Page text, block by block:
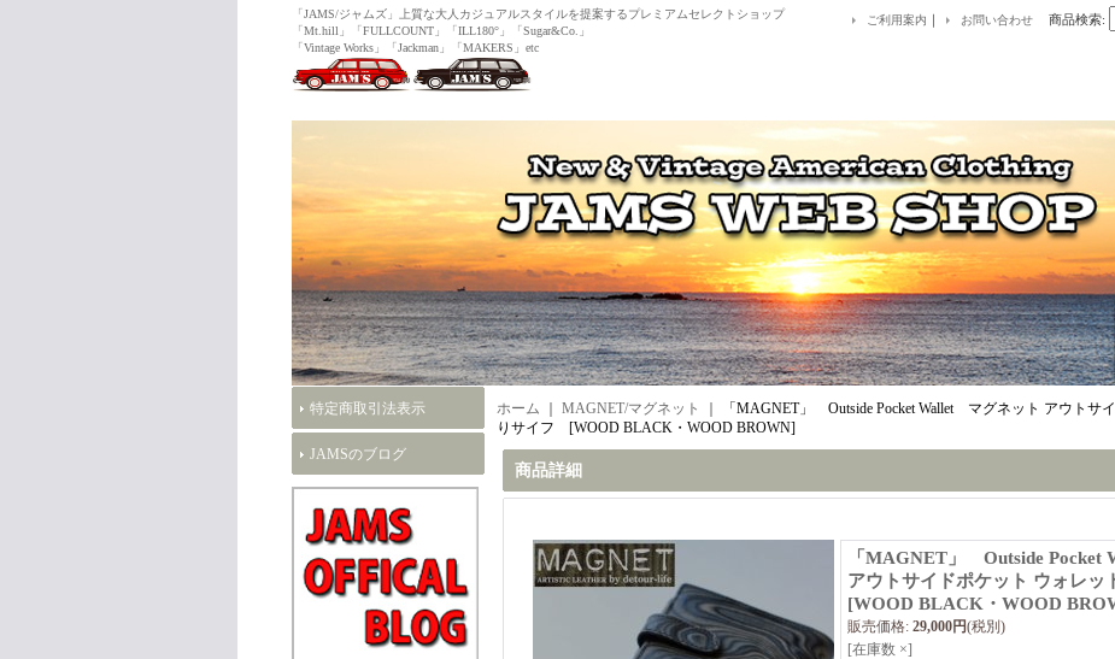
「JAMS/ジャムズ」上質な大人カジュアルスタイルを提案するプレミアムセレクトショップ
「Mt.hill」「FULLCOUNT」「ILL180°」「Sugar&Co.」
「Vintage Works」「Jackman」「MAKERS」etc
ご利用案内 ｜ お問い合わせ 商品検索:
特定商取引法表示
JAMSのブログ
ホーム MAGNET/マグネット
「MAGNET」 Outside Pocket Wallet マグネット アウトサ
りサイフ [WOOD BLACK・WOOD BROWN]
商品詳細
「MAGNET」 Outside Pocket
アウトサイドポケット ウォレ
[WOOD BLACK・WOOD
販売価格: 29,000円(税別)
[在庫数 ×]